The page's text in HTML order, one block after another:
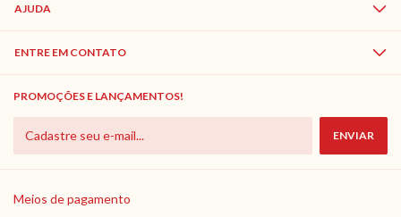
AJUDA
ENTRE EM CONTATO
PROMOÇÕES E LANÇAMENTOS!
Meios de pagamento